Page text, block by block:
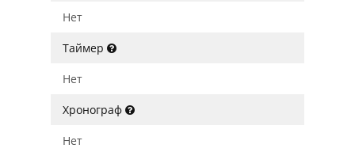
Нет
Таймер
Нет
Хронограф
Нет